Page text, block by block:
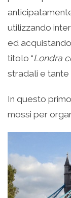
utilizzando
ed
titolo “Londra
stradali e
In questo
mossi per